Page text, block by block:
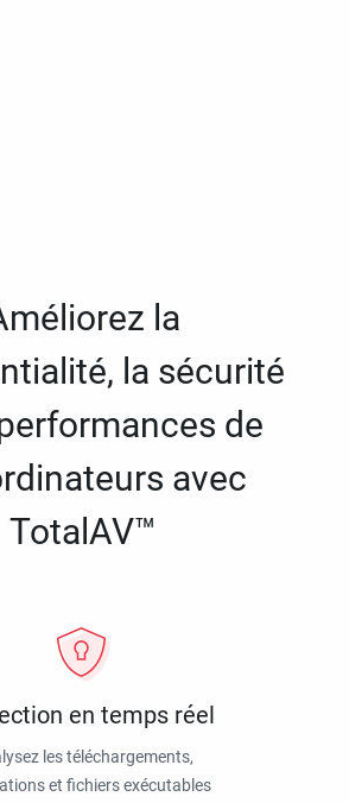
la
la sécurité
de
avec
TotalAV™
en temps réel
les téléchargements,
et fichiers exécutables